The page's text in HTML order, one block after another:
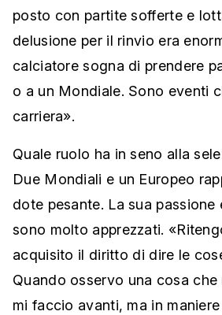
posto con partite sofferte e
delusione per il rinvio era
calciatore sogna di prendere
o a un Mondiale. Sono eventi
carriera».
Quale ruolo ha in seno alla
Due Mondiali e un Europeo
dote pesante. La sua passione
sono molto apprezzati.
acquisito il diritto di dire le
Quando osservo una cosa
mi faccio avanti, ma in